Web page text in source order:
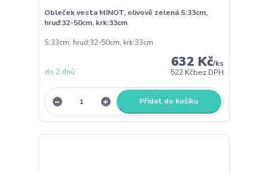
Obleček vesta MINOT, olivově zelená S:33cm,
hruď:32-50cm, krk:33cm
S:33cm, hruď:32-50cm, krk:33cm
632 Kč/ks
522 Kčbez DPH
do 2 dnů
Přidat do košíku